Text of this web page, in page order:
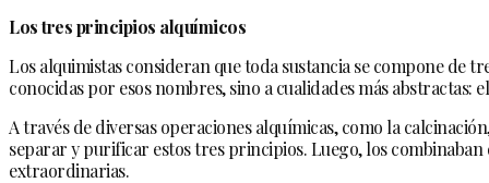
Los tres principios alquímicos
Los alquimistas consideran que toda sustancia se compone de
conocidas por esos nombres, sino a cualidades más
A través de diversas operaciones alquímicas, como la
separar y purificar estos tres principios. Luego, los
extraordinarias.